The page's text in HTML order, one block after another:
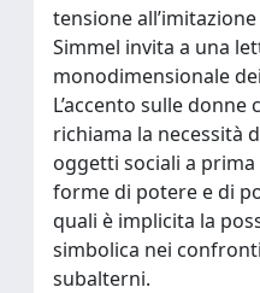
tensione
Simmel invita a una
monodimensionale
L’accento sulle
richiama la necessità
oggetti sociali a
forme di potere e di
quali è implicita la
simbolica nei
subalterni.